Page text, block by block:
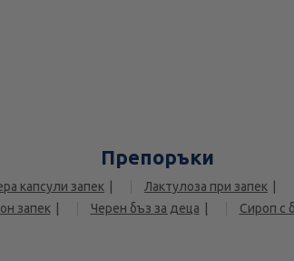
Препоръки
капсули запек Лактулоза при запек
запек
Черен бъз за деца Сироп с